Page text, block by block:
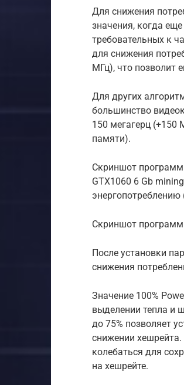
Для снижения
значения, когда
требовательных к
для снижения
МГц), что позволит
Для других
большинство
150 мегагерц (+150
памяти).
Скриншот
GTX1060 6 Gb
Скриншот
После установки
снижения
Значение 100%
выделении тепла и
до 75% позволяет
снижении
колебаться для
на хешрейте.